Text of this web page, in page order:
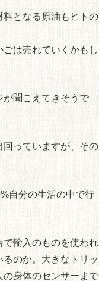
料となる原油もヒトの
は売れていくかもし
が聞こえてきそうで
っていますが、その
自分の生活の中で行
輸入のものを使われ
のか。大きなトリッ
の身体のセンサーまで